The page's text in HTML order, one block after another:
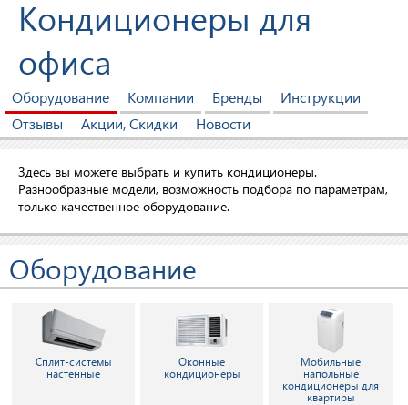
Кондиционеры для
офиса
Оборудование Компании Бренды
Инструкции
Отзывы
Акции, Скидки Новости
Здесь вы можете выбрать и купить кондиционеры.
Разнообразные модели, возможность подбора по параметрам,
только качественное оборудование.
Оборудование
Сплит-системы
настенные
Оконные
кондиционеры
Мобильные
напольные
кондиционеры для
квартиры